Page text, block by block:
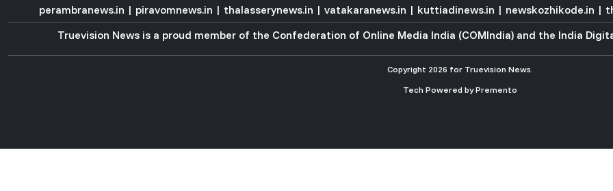
perambranews.in | piravomnews.in | thalasserynews.in | vatakaranews.in | kuttiadinews.in | newskozhikode.in |
Truevision News is a proud member of the Confederation of Online Media India (COMIndia)and the India
Copyright 2026 for Truevision News.
Tech Powered byPremento